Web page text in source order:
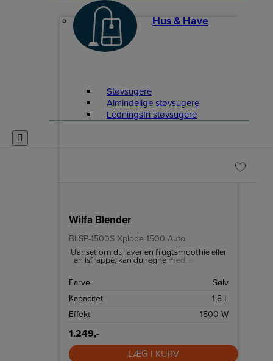
Hus & Have
Støvsugere
Almindelige støvsugere
Ledningsfri støvsugere
Wilfa Blender
BLSP-1500S Xplode 1500 Auto
Uanset om du laver en frugtsmoothie eller
en isfrappé, kan du regne med, at Xplode
Farve
Sølv
Kapacitet
1,8 L
Effekt
1500 W
1.249,-
LÆG I KURV